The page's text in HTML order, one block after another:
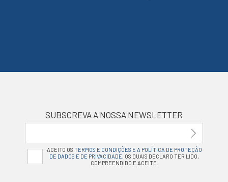
SUBSCREVA A NOSSA NEWSLETTER
ACEITO OS TERMOS E CONDIÇÕES E A POLÍTICA DE PROTEÇÃO
DE DADOS E DE PRIVACIDADE, OS QUAIS DECLARO TER LIDO,
COMPREENDIDO E ACEITE.